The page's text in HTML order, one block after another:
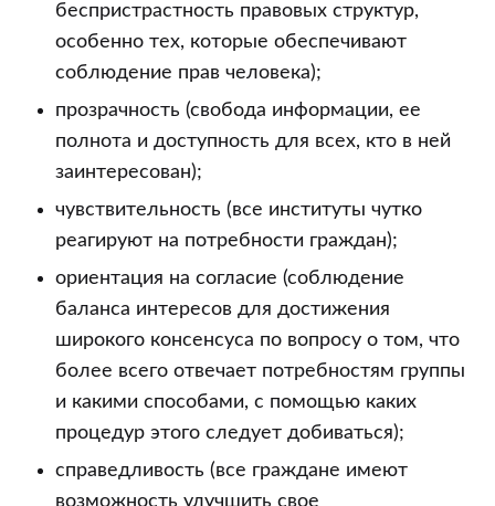
беспристрастность правовых структур,
особенно тех, которые обеспечивают
соблюдение прав человека);
прозрачность (свобода информации, ее
полнота и доступность для всех, кто в ней
заинтересован);
чувствительность (все институты чутко
реагируют на потребности граждан);
ориентация на согласие (соблюдение
баланса интересов для достижения
широкого консенсуса по вопросу о том, что
более всего отвечает потребностям группы
и какими способами, с помощью каких
процедур этого следует добиваться);
справедливость (все граждане имеют
возможность улучшить свое